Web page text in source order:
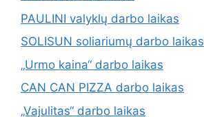
PAULINI valyklų darbo laikas
SOLISUN soliariumų darbo laikas
„Urmo kaina“ darbo laikas
CAN CAN PIZZA darbo laikas
„Vajulitas“ darbo laikas